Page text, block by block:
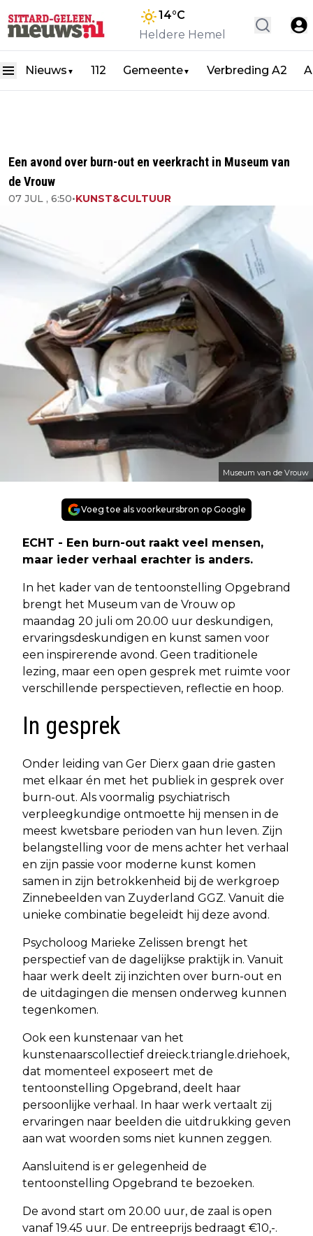
14°C
Heldere Hemel
Nieuws ▼ 112 Gemeente▼ Verbreding A2
Een avond over burn-out en veerkracht in Museum van
de Vrouw
07 JUL , 6:50•KUNST&CULTUUR
Museum van de Vrouw
Voeg toe als voorkeursbron op Google
ECHT - Een burn-out raakt veel mensen,
maar ieder verhaal erachter is anders.
In het kader van de tentoonstelling Opgebrand
brengt het Museum van de Vrouw op
maandag 20 juli om 20.00 uur deskundigen,
ervaringsdeskundigen en kunst samen voor
een inspirerende avond. Geen traditionele
lezing, maar een open gesprek met ruimte voor
verschillende perspectieven, reflectie en hoop.
In gesprek
Onder leiding van Ger Dierx gaan drie gasten
met elkaar én met het publiek in gesprek over
burn-out. Als voormalig psychiatrisch
verpleegkundige ontmoette hij mensen in de
meest kwetsbare perioden van hun leven. Zijn
belangstelling voor de mens achter het verhaal
en zijn passie voor moderne kunst komen
samen in zijn betrokkenheid bij de werkgroep
Zinnebeelden van Zuyderland GGZ. Vanuit die
unieke combinatie begeleidt hij deze avond.
Psycholoog Marieke Zelissen brengt het
perspectief van de dagelijkse praktijk in. Vanuit
haar werk deelt zij inzichten over burn-out en
de uitdagingen die mensen onderweg kunnen
tegenkomen.
Ook een kunstenaar van het
kunstenaarscollectief dreieck.triangle.driehoek,
dat momenteel exposeert met de
tentoonstelling Opgebrand, deelt haar
persoonlijke verhaal. In haar werk vertaalt zij
ervaringen naar beelden die uitdrukking geven
aan wat woorden soms niet kunnen zeggen.
Aansluitend is er gelegenheid de
tentoonstelling Opgebrand te bezoeken.
De avond start om 20.00 uur, de zaal is open
vanaf 19.45 uur. De entreeprijs bedraagt €10,-.